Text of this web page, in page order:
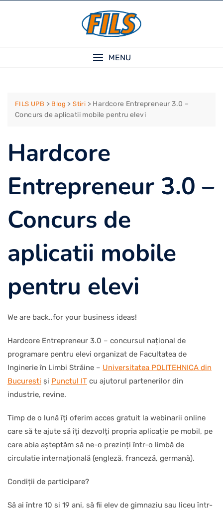
MENU
FILS UPB > Blog >Stiri > Hardcore Entrepreneur 3.0 –
Concurs de aplicatii mobile pentru elevi
Hardcore
Entrepreneur 3.0 –
Concurs de
aplicatii mobile
pentru elevi
We are back..for your business ideas!
Hardcore Entrepreneur 3.0 – concursul național de
programare pentru elevi organizat de Facultatea de
Inginerie în Limbi Străine – Universitatea POLITEHNICA din
Bucuresti și Punctul IT cu ajutorul partenerilor din
industrie, revine.
Timp de o lună îți oferim acces gratuit la webinarii online
care să te ajute să îți dezvolți propria aplicație pe mobil, pe
care abia așteptăm să ne-o prezinți într-o limbă de
circulatie internațională (engleză, franceză, germană).
Condiții de participare?
Să ai între 10 si 19 ani, să fii elev de gimnaziu sau liceu într-